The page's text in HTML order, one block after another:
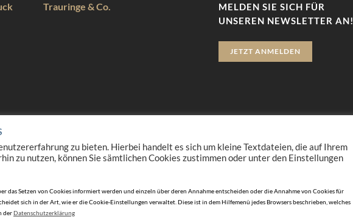
Trauringe & Co.
MELDEN SIE SICH FÜR
UNSEREN NEWSLETTER AN!
JETZT ANMELDEN
zu bieten. Hierbei handelt es sich um kleine Textdateien, die auf Ihrem
zu nutzen, können Sie sämtlichen Cookies zustimmen oder unter den Einstellungen
das Setzen von Cookies informiert werden und einzeln über deren Annahme entscheiden oder die Annahme von Cookies für
sich in der Art, wie er die Cookie-Einstellungen verwaltet. Diese ist in dem Hilfemenü jedes Browsers beschrieben, welches
derDatenschutzerklärung